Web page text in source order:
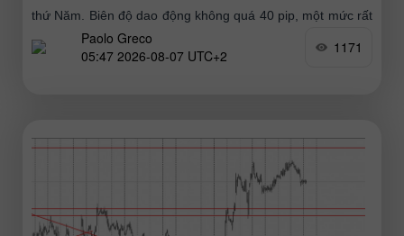
thứ Năm. Biên độ dao động không quá 40 pip, một mức rất
nhỏ đối với đồng bảng
Paolo Greco
05:47 2026-08-07 UTC+2
1171